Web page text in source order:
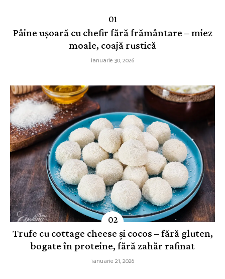
Pâine ușoară cu chefir fără frământare – miez
moale, coajă rustică
ianuarie 30, 2026
Trufe cu cottage cheese și cocos – fără gluten,
bogate în proteine, fără zahăr rafinat
ianuarie 21, 2026